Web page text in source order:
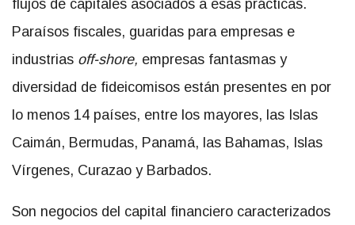
flujos de capitales asociados a esas prácticas.
Paraísos fiscales, guaridas para empresas e
industrias off-shore, empresas fantasmas y
diversidad de fideicomisos están presentes en por
lo menos 14 países, entre los mayores, las Islas
Caimán, Bermudas, Panamá, las Bahamas, Islas
Vírgenes, Curazao y Barbados.
Son negocios del capital financiero caracterizados